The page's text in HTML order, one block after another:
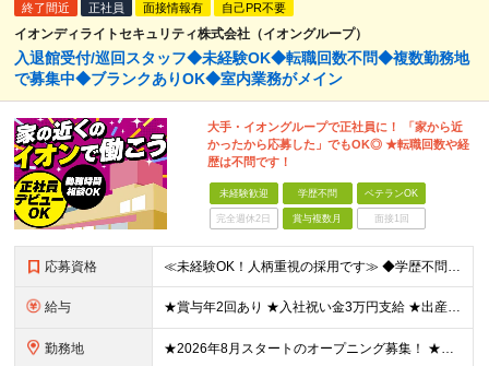
終了間近 正社員 面接情報有 自己PR不要
イオンディライトセキュリティ株式会社（イオングループ）
入退館受付/巡回スタッフ◆未経験OK◆転職回数不問◆複数勤務地
で募集中◆ブランクありOK◆室内業務がメイン
大手・イオングループで正社員に！ 「家から近
かったから応募した」でもOK◎ ★転職回数や経
歴は不問です！
未経験歓迎 学歴不問 ベテランOK
完全週休2日 賞与複数月 面接1回
応募資格 ≪未経験OK！人柄重視の採用です≫ ◆学歴不問 ◆経歴不問 ◆正社員デビューOK ◆ブランクありOK ◆転職回数が多くてもOK ------------- ☆面接用のスーツをお持ちでなくても大丈夫！
給与 ★賞与年2回あり ★入社祝い金3万円支給 ★出産祝い金や育児支援金などの手当も充実！ ≪給与モデル≫ 【東京】基本給27万2780円/月給＋時間外手当（25h） 【愛知】基本給25万4990円/月給
勤務地 ★2026年8月スタートのオープニング募集！ ★そのほか北海道から九州まで各拠点でも採用実施中 ★勤務地により車・バイク・自転車通勤OK --------------------- ▽下記の勤務地にて